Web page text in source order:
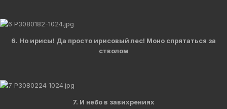
6. Но ирисы! Да просто ирисовый лес! Моно спрятаться за
стволом
7. И небо в завихрениях